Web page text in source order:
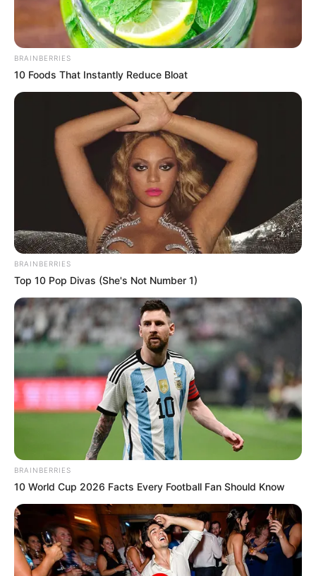
Watch The Most Jaw‑Dropping Figure Skating
Brainberries
The Influencer Who Went Viral For Inspiring
GRWMs
Brainberries